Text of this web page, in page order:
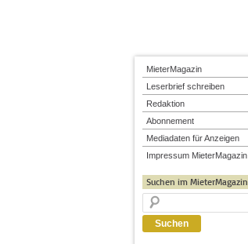
MieterMagazin
Leserbrief schreiben
Redaktion
Abonnement
Mediadaten für Anzeigen
Impressum MieterMagazin
Suchen im MieterMagazin